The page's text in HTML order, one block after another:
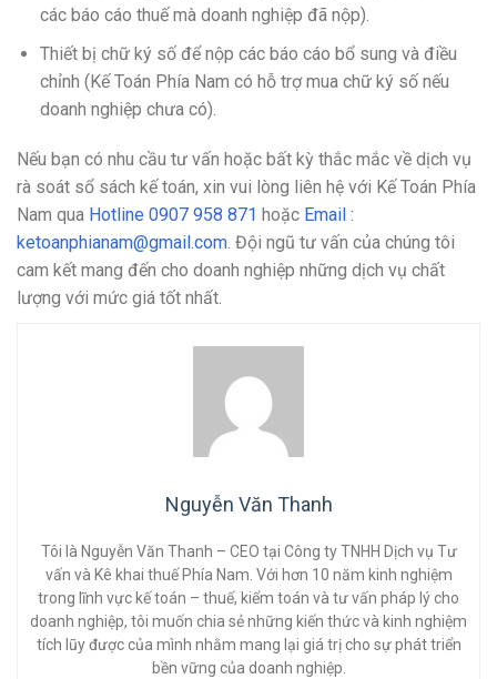
các báo cáo thuế mà doanh nghiệp đã nộp).
Thiết bị chữ ký số để nộp các báo cáo bổ sung và điều
chỉnh (Kế Toán Phía Nam có hỗ trợ mua chữ ký số nếu
doanh nghiệp chưa có).
Nếu bạn có nhu cầu tư vấn hoặc bất kỳ thắc mắc về dịch vụ
rà soát sổ sách kế toán, xin vui lòng liên hệ với Kế Toán Phía
Nam qua Hotline 0907 958 871 hoặc Email :
ketoanphianam@gmail.com. Đội ngũ tư vấn của chúng tôi
cam kết mang đến cho doanh nghiệp những dịch vụ chất
lượng với mức giá tốt nhất.
Nguyễn Văn Thanh
Tôi là Nguyễn Văn Thanh – CEO tại Công ty TNHH Dịch vụ Tư
vấn và Kê khai thuế Phía Nam. Với hơn 10 năm kinh nghiệm
trong lĩnh vực kế toán – thuế, kiểm toán và tư vấn pháp lý cho
doanh nghiệp, tôi muốn chia sẻ những kiến thức và kinh nghiệm
tích lũy được của mình nhằm mang lại giá trị cho sự phát triển
bền vững của doanh nghiệp.